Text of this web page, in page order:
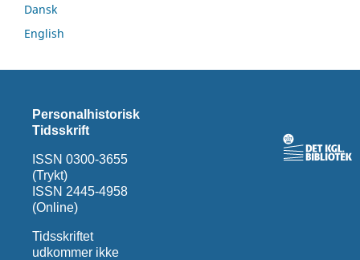
Dansk
English
Personalhistorisk
Tidsskrift
ISSN 0300-3655
(Trykt)
ISSN 2445-4958
(Online)
Tidsskriftet
udkommer ikke